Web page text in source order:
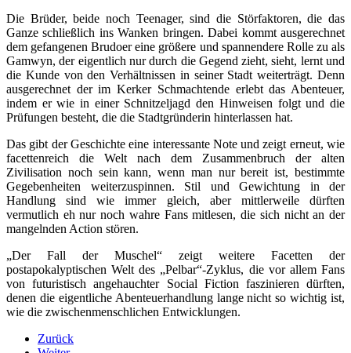
Die Brüder, beide noch Teenager, sind die Störfaktoren, die das
Ganze schließlich ins Wanken bringen. Dabei kommt ausgerechnet
dem gefangenen Brudoer eine größere und spannendere Rolle zu als
Gamwyn, der eigentlich nur durch die Gegend zieht, sieht, lernt und
die Kunde von den Verhältnissen in seiner Stadt weiterträgt. Denn
ausgerechnet der im Kerker Schmachtende erlebt das Abenteuer,
indem er wie in einer Schnitzeljagd den Hinweisen folgt und die
Prüfungen besteht, die die Stadtgründerin hinterlassen hat.
Das gibt der Geschichte eine interessante Note und zeigt erneut, wie
facettenreich die Welt nach dem Zusammenbruch der alten
Zivilisation noch sein kann, wenn man nur bereit ist, bestimmte
Gegebenheiten weiterzuspinnen. Stil und Gewichtung in der
Handlung sind wie immer gleich, aber mittlerweile dürften
vermutlich eh nur noch wahre Fans mitlesen, die sich nicht an der
mangelnden Action stören.
„Der Fall der Muschel“ zeigt weitere Facetten der
postapokalyptischen Welt des „Pelbar“-Zyklus, die vor allem Fans
von futuristisch angehauchter Social Fiction faszinieren dürften,
denen die eigentliche Abenteuerhandlung lange nicht so wichtig ist,
wie die zwischenmenschlichen Entwicklungen.
Zurück